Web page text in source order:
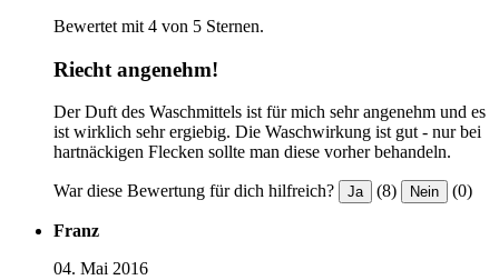
Bewertet mit 4 von 5 Sternen.
Riecht angenehm!
Der Duft des Waschmittels ist für mich sehr angenehm und es
ist wirklich sehr ergiebig. Die Waschwirkung ist gut - nur bei
hartnäckigen Flecken sollte man diese vorher behandeln.
War diese Bewertung für dich hilfreich? Ja (8) Nein (0)
Franz
04. Mai 2016